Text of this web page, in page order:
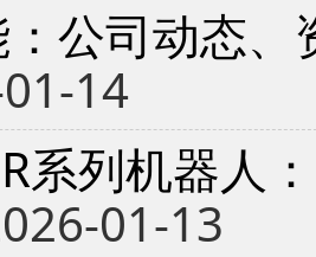
公司动态
14
系列机器人
01-13